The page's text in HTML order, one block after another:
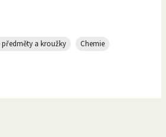
a kroužky
Chemie